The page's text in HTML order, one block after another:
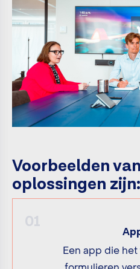
Voorbeelden
oplossingen zijn:
01
Een app die